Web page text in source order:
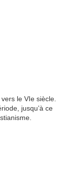
le VIe siècle.
jusqu’à ce